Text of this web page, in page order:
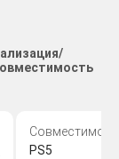
PS5